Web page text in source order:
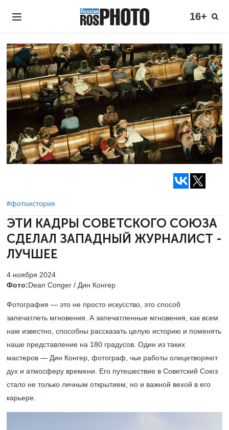
16+
#фотоистория
ЭТИ КАДРЫ СОВЕТСКОГО СОЮЗА
СДЕЛАЛ ЗАПАДНЫЙ ЖУРНАЛИСТ -
ЛУЧШЕЕ
4 ноября 2024
Фото:Dean Conger / Дин Конгер
Фотография — это не просто искусство, это способ
запечатлеть мгновения. А запечатленные мгновения, как всем
нам известно, способны рассказать целую историю и поменять
наше представление на 180 градусов. Один из таких
мастеров — Дин Конгер, фотограф, чьи работы олицетворяют
дух и атмосферу времени. Его путешествие в Советский Союз
стало не только личным открытием, но и важной вехой в его
карьере.